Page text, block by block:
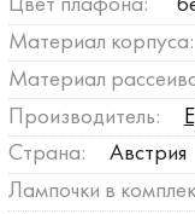
Цвет плафона:
Материал корпуса:
Материал
Производитель:
Страна:
Австрия
Лампочки в